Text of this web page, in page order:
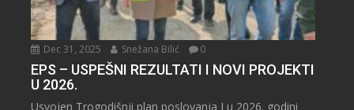
Dec 31, 2025 Snežana Bilić 0
EPS – USPEŠNI REZULTATI I NOVI PROJEKTI
U 2026.
Usvojen Trogodišnji plan poslovanja I u 2026. godini